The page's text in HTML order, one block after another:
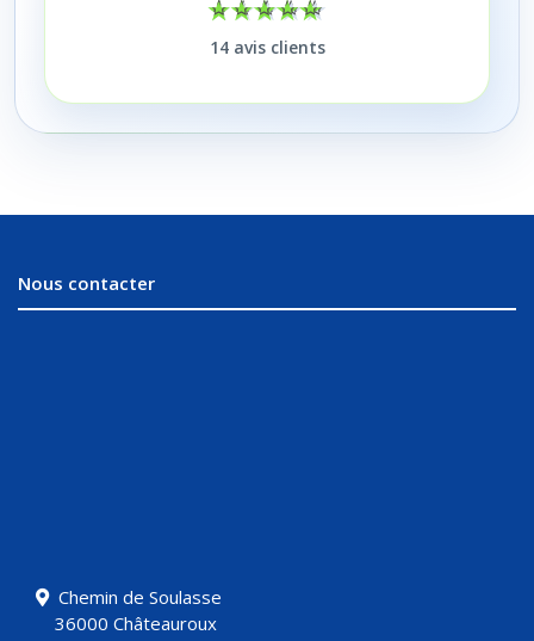
14avis clients
Nous contacter
Chemin de Soulasse
36000 Châteauroux